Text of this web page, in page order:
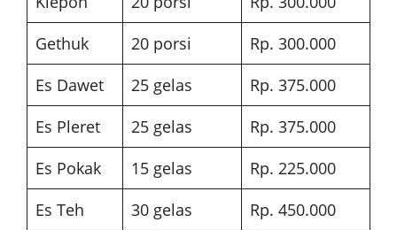
Gethuk
20 porsi
Rp. 300.000
Es Dawet
25 gelas
Rp. 375.000
Es Pleret
25 gelas
Rp. 375.000
Es Pokak
15 gelas
Rp. 225.000
Es Teh
30 gelas
Rp. 450.000